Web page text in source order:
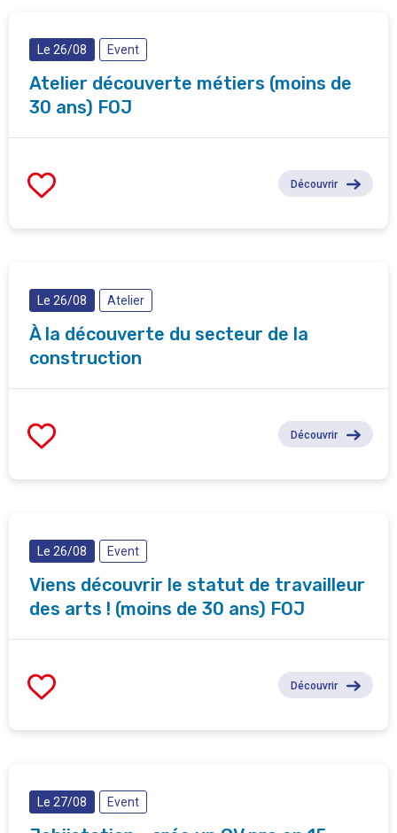
Le 26/08 Event
Atelier découverte métiers (moins de
30 ans) FOJ
Découvrir
Le 26/08 Atelier
À la découverte du secteur de la
construction
Découvrir
Le 26/08 Event
Viens découvrir le statut de travailleur
des arts ! (moins de 30 ans) FOJ
Découvrir
Le 27/08 Event